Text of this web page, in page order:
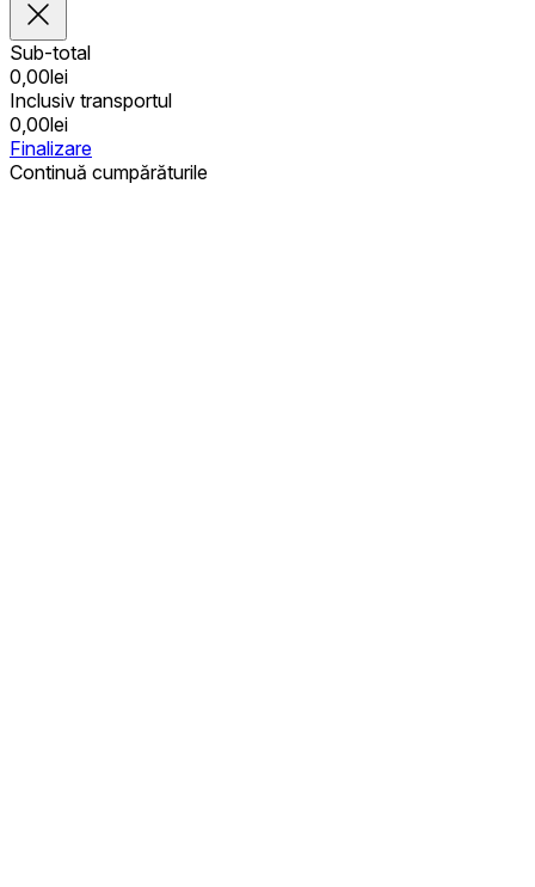
Sub-total
0,00lei
Inclusiv transportul
0,00lei
Finalizare
Continuă cumpărăturile